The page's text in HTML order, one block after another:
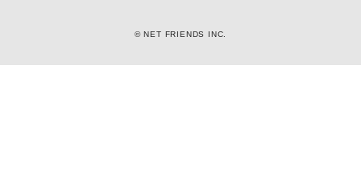
© NET FRIENDS INC.